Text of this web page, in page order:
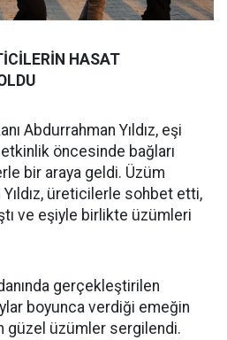
HASAT
Abdurrahman Yıldız, eşi
öncesinde bağları
bir araya geldi. Üzüm
Yıldız, üreticilerle sohbet etti,
ve eşiyle birlikte üzümleri
gerçekleştirilen
boyunca verdiği emeğin
güzel üzümler sergilendi.